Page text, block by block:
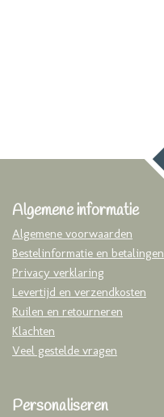
Algemene informatie
Algemene voorwaarden
Bestelinformatie en betalingen
Privacy verklaring
Levertijd en verzendkosten
Ruilen en retourneren
Klachten
Veel gestelde vragen
Personaliseren